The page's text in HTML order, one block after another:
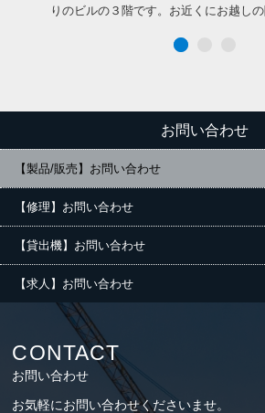
りのビルの３階です。お近くにお越し
お問い合わせ
【製品/販売】お問い合わせ
【修理】お問い合わせ
【貸出機】お問い合わせ
【求人】お問い合わせ
CONTACT
お問い合わせ
お気軽にお問い合わせくださいませ。